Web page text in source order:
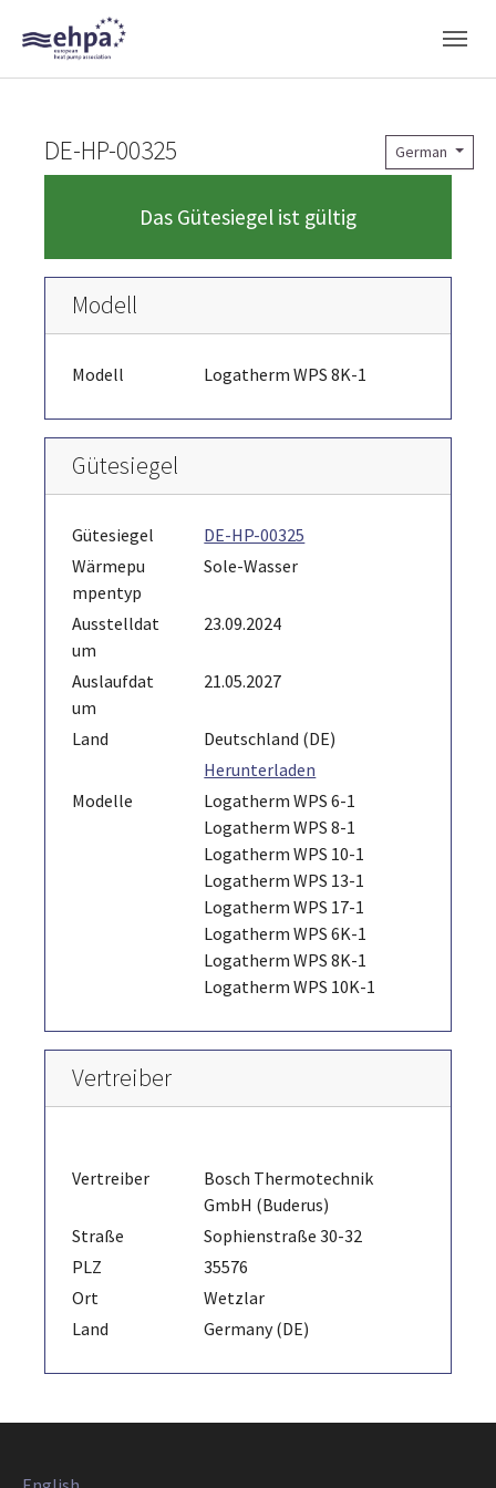
Skip to main navigation
Skip to main content
Skip to page footer
German
DE-HP-00325
Das Gütesiegel ist gültig
Modell
Modell Logatherm WPS 8K-1
Gütesiegel
Gütesiegel
DE-HP-00325
Wärmepu
mpentyp
Sole-Wasser
Ausstelldat
um
23.09.2024
Auslaufdat
um
21.05.2027
Land
Deutschland (DE)
Herunterladen
Modelle
Logatherm WPS 6-1
Logatherm WPS 8-1
Logatherm WPS 10-1
Logatherm WPS 13-1
Logatherm WPS 17-1
Logatherm WPS 6K-1
Logatherm WPS 8K-1
Logatherm WPS 10K-1
Vertreiber
Vertreiber
Bosch Thermotechnik
GmbH (Buderus)
Straße
Sophienstraße 30-32
PLZ
35576
Ort
Wetzlar
Land
Germany (DE)